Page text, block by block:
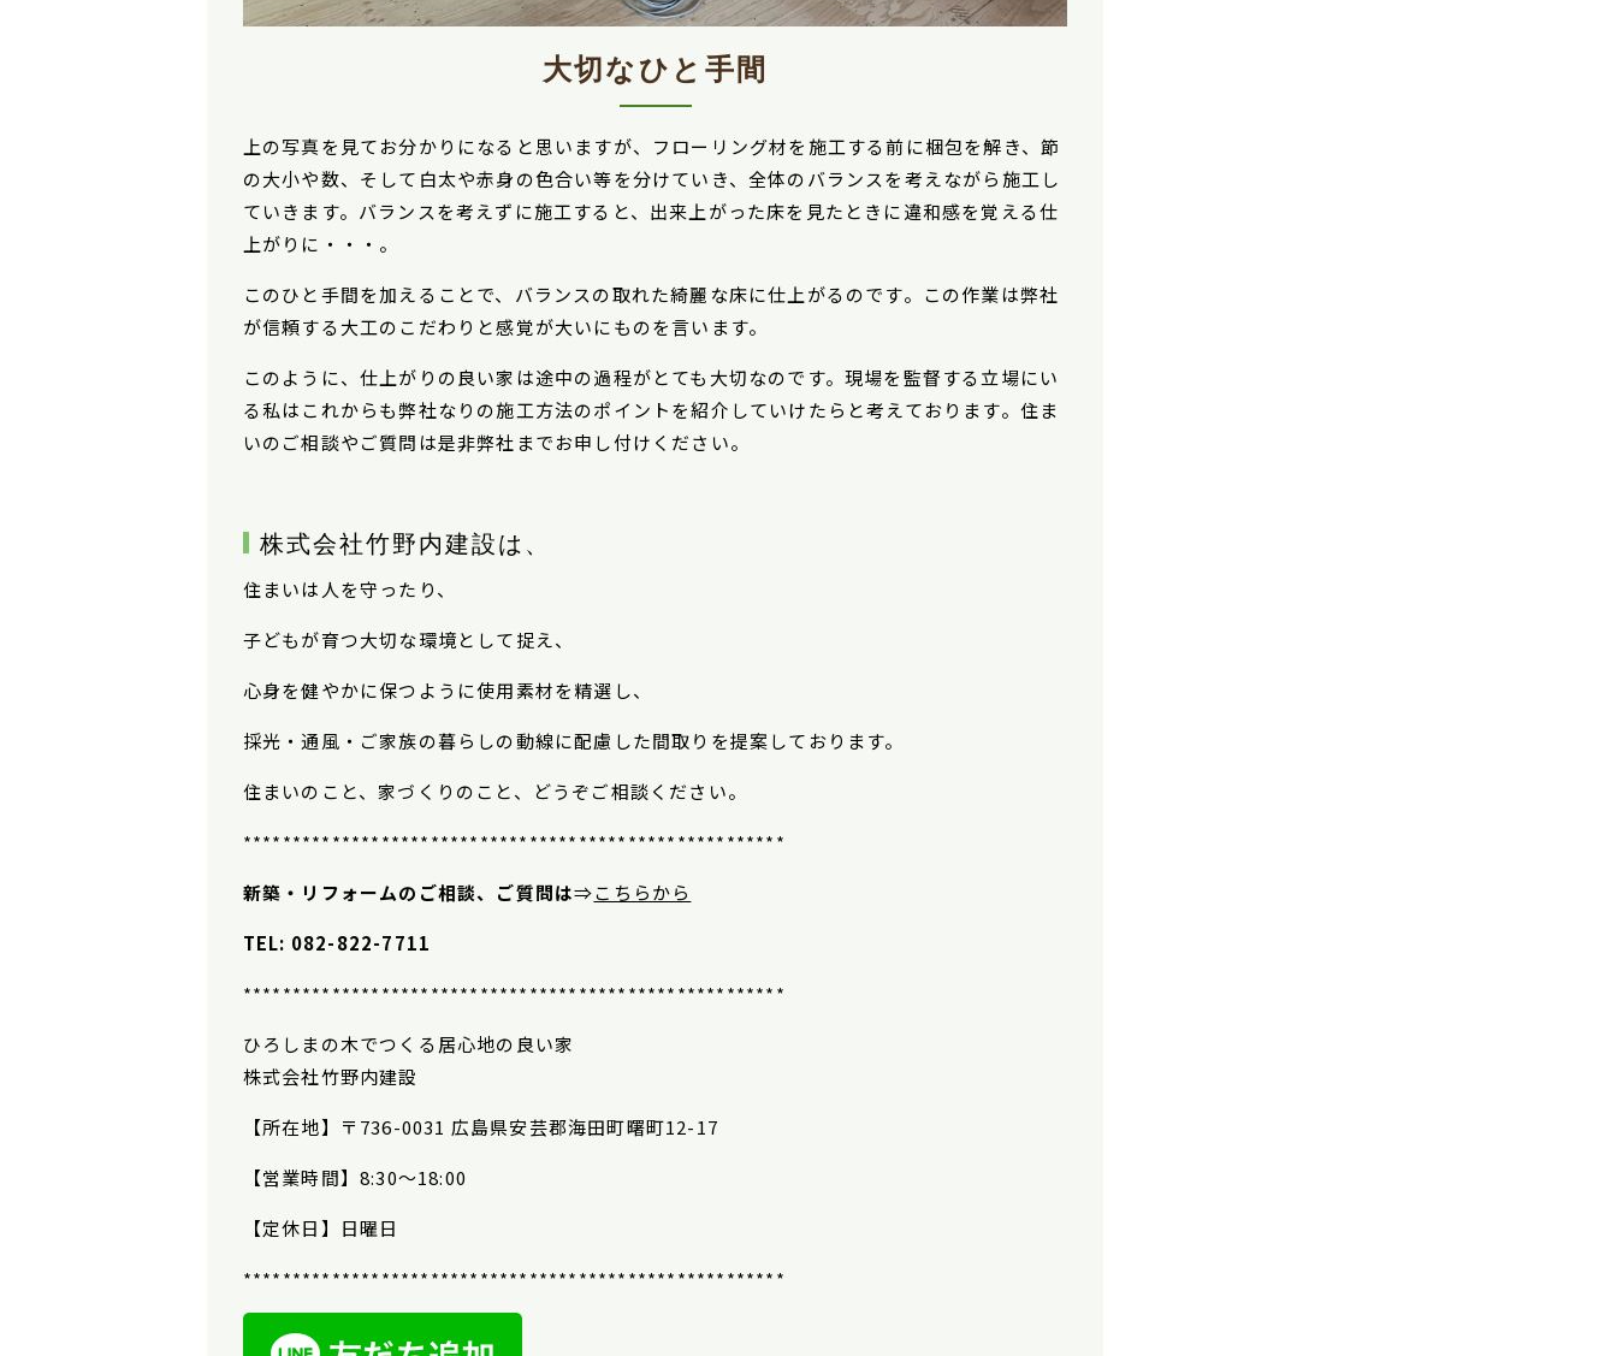
大切なひと手間
上の写真を見てお分かりになると思いますが、フローリング材を施工する前に梱包を解き、節
の大小や数、そして白太や赤身の色合い等を分けていき、全体のバランスを考えながら施工し
ていきます。バランスを考えずに施工すると、出来上がった床を見たときに違和感を覚える仕
上がりに・・・。
このひと手間を加えることで、バランスの取れた綺麗な床に仕上がるのです。この作業は弊社
が信頼する大工のこだわりと感覚が大いにものを言います。
このように、仕上がりの良い家は途中の過程がとても大切なのです。現場を監督する立場にい
る私はこれからも弊社なりの施工方法のポイントを紹介していけたらと考えております。住ま
いのご相談やご質問は是非弊社までお申し付けください。
株式会社竹野内建設は、
住まいは人を守ったり、
子どもが育つ大切な環境として捉え、
心身を健やかに保つように使用素材を精選し、
採光・通風・ご家族の暮らしの動線に配慮した間取りを提案しております。
住まいのこと、家づくりのこと、どうぞご相談ください。
*******************************************************
新築・リフォームのご相談、ご質問は⇒こちらから
TEL: 082-822-7711
*******************************************************
ひろしまの木でつくる居心地の良い家
株式会社竹野内建設
【所在地】
〒736-0031 広島県安芸郡海田町曙町12-17
【営業時間】 8:30〜18:00
【定休日】日曜日
*******************************************************